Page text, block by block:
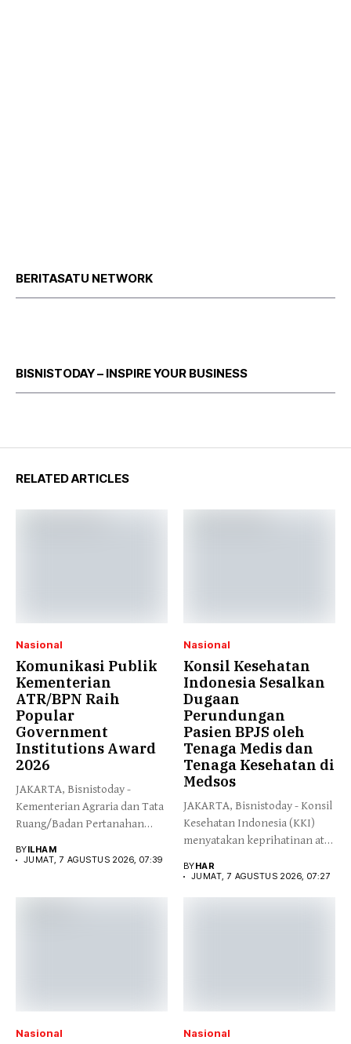
BERITASATU NETWORK
BISNISTODAY – INSPIRE YOUR BUSINESS
RELATED ARTICLES
Nasional
Komunikasi Publik
Kementerian
ATR/BPN Raih
Popular
Government
Institutions Award
2026
JAKARTA, Bisnistoday -
Kementerian Agraria dan Tata
Ruang/Badan Pertanahan
BYILHAM
JUMAT, 7 AGUSTUS 2026, 07:39
Nasional
Konsil Kesehatan
Indonesia Sesalkan
Dugaan
Perundungan
Pasien BPJS oleh
Tenaga Medis dan
Tenaga Kesehatan di
Medsos
JAKARTA, Bisnistoday - Konsil
Kesehatan Indonesia (KKI)
menyatakan keprihatinan atas
BYHAR
JUMAT, 7 AGUSTUS 2026, 07:27
Nasional Nasional